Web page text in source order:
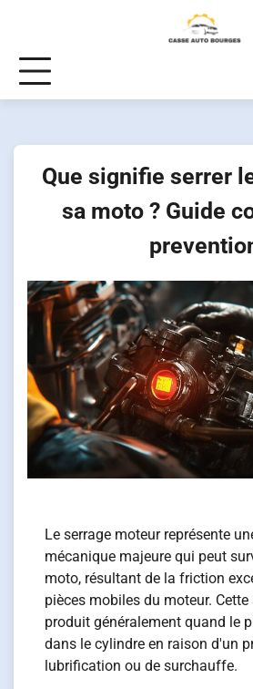
content
Que signifie serrer
sa moto ? Guide
Le serrage moteur représente
mécanique majeure qui peut
moto, résultant de la friction
pièces mobiles du moteur.
produit généralement quand le
dans le cylindre en raison d'un
lubrification ou de surchauffe.